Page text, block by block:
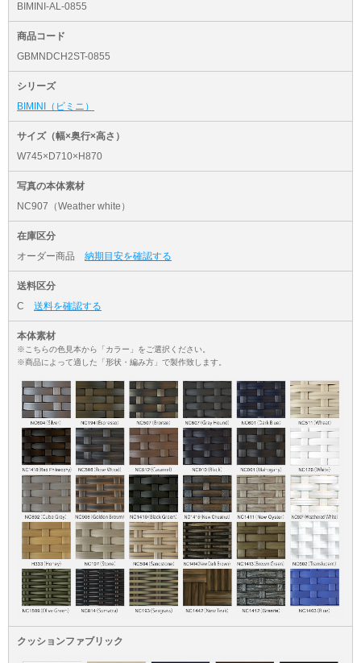
BIMINI-AL-0855
商品コード
GBMNDCH2ST-0855
シリーズ
BIMINI（ビミニ）
サイズ（幅×奥行×高さ）
W745×D710×H870
写真の本体素材
NC907（Weather white）
在庫区分
オーダー商品 納期目安を確認する
送料区分
C 送料を確認する
本体素材
※こちらの色見本から「カラー」をご選択ください。
※商品によって適した「形状・編み方」で製作致します。
クッションファブリック